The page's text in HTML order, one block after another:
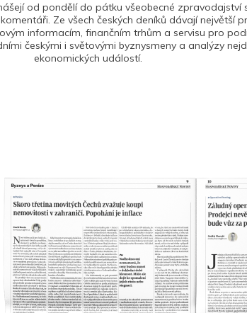
od pondělí do pátku všeobecné zpravodajství
Ze všech českých deníků dávají největší
informacím, finančním trhům a servisu pro
českými i světovými byznysmeny a analýzy
ekonomických událostí.